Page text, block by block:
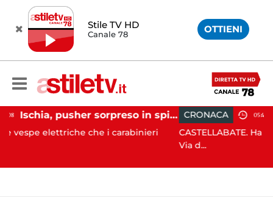
Stile TV HD
Canale 78 OTTIENI
Ischia, pusher sorpreso in spiaggia da carabinieri in Vespa
che i carabinieri
CRONACA 05:42
CASTELLABATE. Ha perso il